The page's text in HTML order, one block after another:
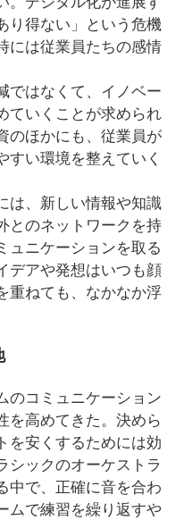
り得ない」という危機
には従業員たちの感情
ではなくて、イノベー
ていくことが求められ
のほかにも、従業員が
すい環境を整えていく
は、新しい情報や知識
とのネットワークを持
ュニケーションを取る
デアや発想はいつも顔
重ねても、なかなか浮
のコミュニケーション
を高めてきた。決めら
を安くするためには効
シックのオーケストラ
中で、正確に音を合わ
ムで練習を繰り返すや